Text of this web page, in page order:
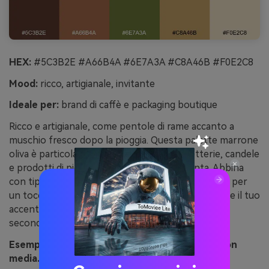
HEX: #5C3B2E #A66B4A #6E7A3A #C8A46B #F0E2C8
Mood: ricco, artigianale, invitante
Ideale per: brand di caffè e packaging boutique
Ricco e artigianale, come pentole di rame accanto a
muschio fresco dopo la pioggia. Questa palette marrone
oliva è particolarmente invitante per caffetterie, candele
e prodotti di piccola serie dove il calore conta. Abbina
con tipografia crema e un dettaglio di rame sobrio per
un tocco di classe. Suggerimento: fai del tono rame il tuo
accento principale, e lascia l’oliva alle etichette
secondarie e alle icone.
Esempio d’immagine muschio rame generato con
media.io